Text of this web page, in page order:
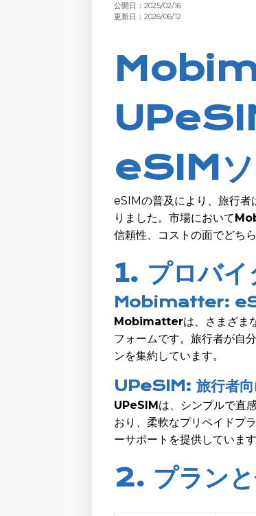
公開日：2025/02/16
更新日：2026/06/12
eSIMソ
eSIMの普及により、旅行者
りました。市場において
信頼性、コストの面でどち
1. プロバイ
Mobimatter:
Mobimatterは、さまざま
フォームです。旅行者が自
ンを集約しています。
UPeSIM: 旅行者向
UPeSIMは、シンプルで直
おり、柔軟なプリペイドプ
ーサポートを提供しています
2. プラン